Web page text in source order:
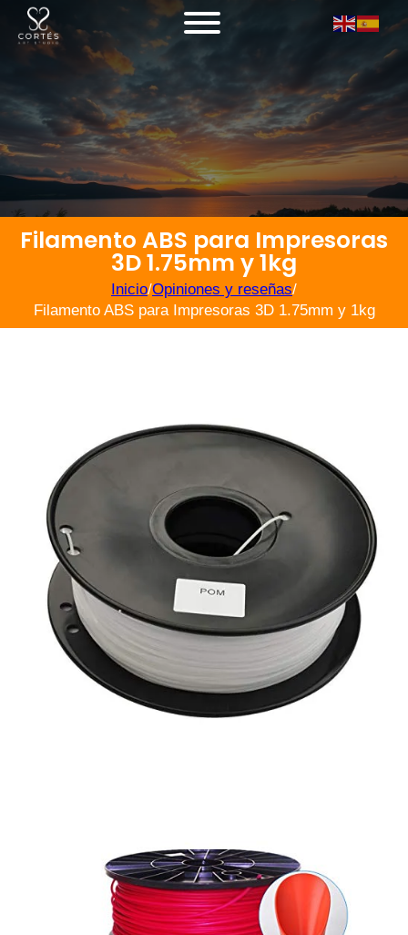
Filamento ABS para Impresoras
3D 1.75mm y 1kg
Inicio/Opiniones y reseñas/
Filamento ABS para Impresoras 3D 1.75mm y 1kg